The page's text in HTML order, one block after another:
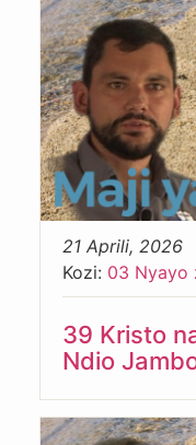
21 Aprili, 2026
Kozi: 03 Nyayo
39 Kristo
Ndio